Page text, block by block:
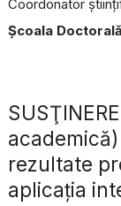
Coordonator
Şcoala
rezultate
aplicaţia